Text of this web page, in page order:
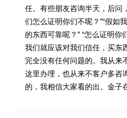
任。有些朋友咨询半天，后问
们怎么证明你们不呢？”“假如
的东西可靠呢？” “怎么证明你
我们就应该对我们信任，买东
完全没有任何问题的。我从来
这里办理，也从来不客户多咨
的，我相信大家看的出。金子